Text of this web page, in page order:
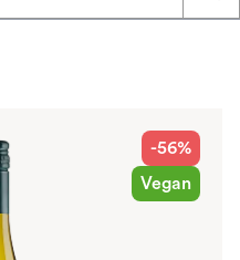
-56%
Vegan